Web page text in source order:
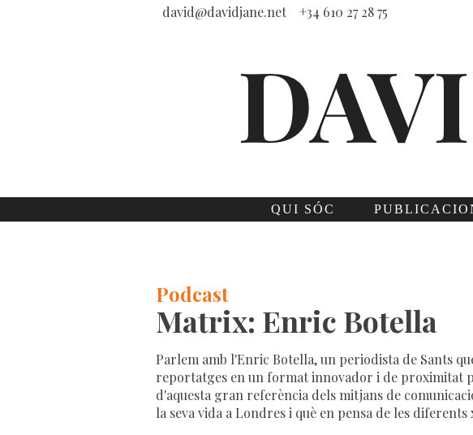
david@davidjane.net +34 610 27 28 75
QUI SÓC
Podcast
Matrix: Enric Botella
Parlem amb l'Enric Botella, un periodista de Sants
reportatges en un format innovador i de proximitat
d'aquesta gran referència dels mitjans de
la seva vida a Londres i què en pensa de les diferents